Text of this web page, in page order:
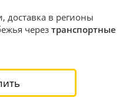
доставка в регионы
черезтранспортные